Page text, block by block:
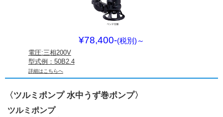
¥78,400-(税別) ～
電圧:三相200V
型式例：50B2.4
詳細はこちらへ
〈ツルミポンプ 水中うず巻ポンプ〉
ツルミポンプ